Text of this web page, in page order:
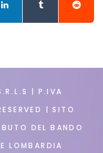
| P.IVA
| SITO
DEL BANDO
LOMBARDIA